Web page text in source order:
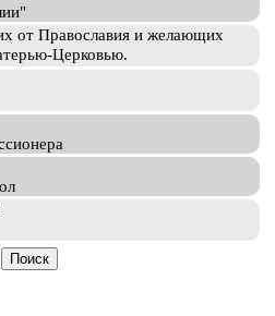
от Православия и желающих
Церковью.